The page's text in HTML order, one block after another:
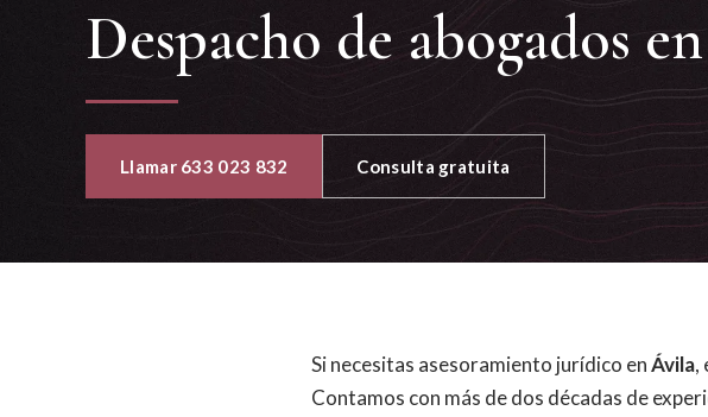
Despacho de abogados
Llamar 633 023 832 Consulta gratuita
Si necesitas asesoramiento jurídico enÁvila,
Contamos con más de dos décadas de